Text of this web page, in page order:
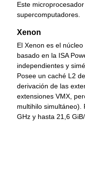
Este
supercomputadores.
Xenon
El Xenon es el
basado en la ISA
independientes y
Posee un caché L2
derivación de las
extensiones VMX,
multihilo simultáneo).
GHz y hasta 21,6